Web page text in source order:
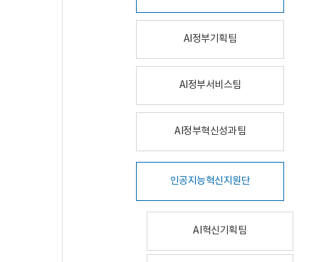
AI정부기획팀
AI정부서비스팀
AI정부혁신성과팀
인공지능혁신지원단
AI혁신기획팀